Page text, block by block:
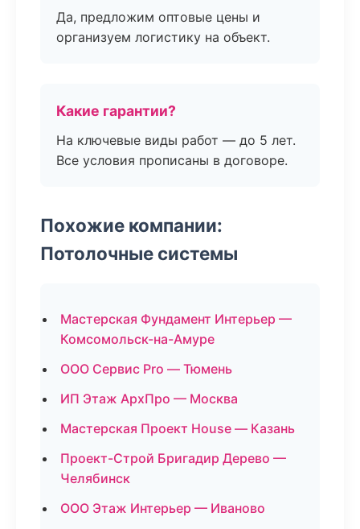
Да, предложим оптовые цены и
организуем логистику на объект.
Какие гарантии?
На ключевые виды работ — до 5 лет.
Все условия прописаны в договоре.
Похожие компании:
Потолочные системы
Мастерская Фундамент Интерьер —
Комсомольск-на-Амуре
ООО Сервис Pro — Тюмень
ИП Этаж АрхПро — Москва
Мастерская Проект House — Казань
Проект-Строй Бригадир Дерево —
Челябинск
ООО Этаж Интерьер — Иваново